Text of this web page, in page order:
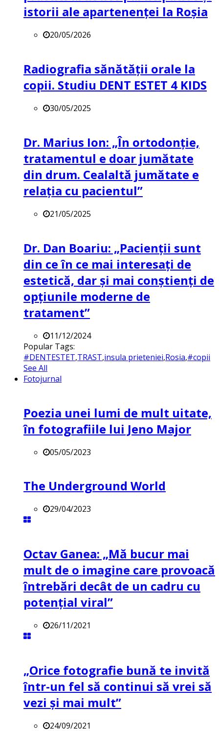
istorii ale apartenenței la Roșia
20/05/2026
Radiografia sănătății orale la
copii. Studiu DENT ESTET 4 KIDS
30/05/2025
Dr. Marius Ion: „În ortodonție,
tratamentul e doar jumătate
din drum. Cealaltă jumătate e
relația cu pacientul”
21/05/2025
Dr. Dan Boariu: „Pacienții sunt
din ce în ce mai interesați de
estetică, dar și mai conștienți de
opțiunile moderne de
tratament”
11/12/2024
Popular Tags:
#DENTESTET,TRAST,insula prieteniei,Rosia,#copii
See All
Fotojurnal
Poezia unei lumi de mult uitate,
în fotografiile lui Jeno Major
05/05/2023
The Underground World
29/04/2023
Octav Ganea: „Mă bucur mai
mult de o imagine care provoacă
întrebări decât de un cadru cu
potenţial viral”
26/11/2021
„Orice fotografie bună te invită
într-un fel să continui să vrei să
vezi și mai mult”
24/09/2021